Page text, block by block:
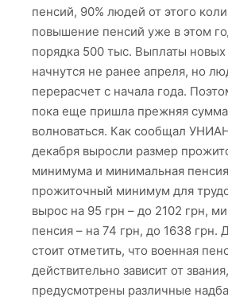
пенсий, 90% людей от этого
повышение пенсий уже в этом
порядка 500 тыс. Выплаты
начнутся не ранее апреля, но
перерасчет с начала года.
пока еще пришла прежняя
волноваться. Как сообщал
декабря выросли размер
минимума и минимальная
прожиточный минимум для
вырос на 95 грн – до 2102 грн,
пенсия – на 74 грн, до 1638 грн.
стоит отметить, что военная
действительно зависит от
предусмотрены различные